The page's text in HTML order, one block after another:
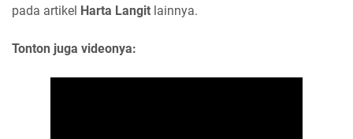
pada artikel Harta Langit lainnya.
Tonton juga videonya: